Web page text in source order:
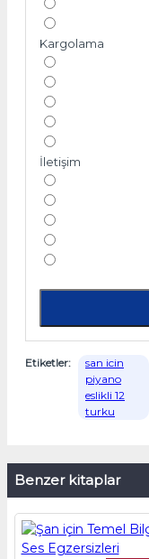
Kargolama
İletişim
Etiketler:
san icin
piyano
eslikli 12
turku
Benzer kitaplar